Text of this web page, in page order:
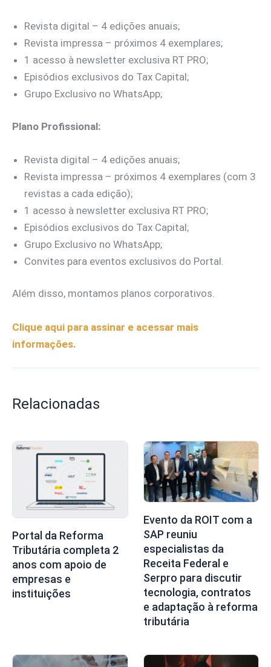
Revista digital – 4 edições anuais;
Revista impressa – próximos 4 exemplares;
1 acesso à newsletter exclusiva RT PRO;
Episódios exclusivos do Tax Capital;
Grupo Exclusivo no WhatsApp;
Plano Profissional:
Revista digital – 4 edições anuais;
Revista impressa – próximos 4 exemplares (com 3
revistas a cada edição);
1 acesso à newsletter exclusiva RT PRO;
Episódios exclusivos do Tax Capital;
Grupo Exclusivo no WhatsApp;
Convites para eventos exclusivos do Portal.
Além disso, montamos planos corporativos.
Clique aqui para assinar e acessar mais
informações.
Relacionadas
Portal da Reforma
Tributária completa 2
anos com apoio de
empresas e
instituições
Evento da ROIT com a
SAP reuniu
especialistas da
Receita Federal e
Serpro para discutir
tecnologia, contratos
e adaptação à reforma
tributária